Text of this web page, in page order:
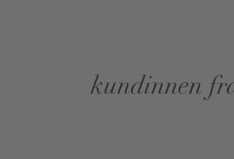
kundinnen